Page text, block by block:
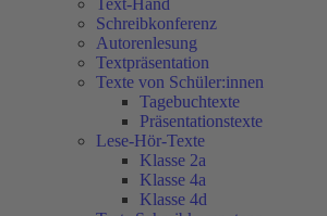
Text-Hand
Schreibkonferenz
Autorenlesung
Textpräsentation
Texte von Schüler:innen
Tagebuchtexte
Präsentationstexte
Lese-Hör-Texte
Klasse 2a
Klasse 4a
Klasse 4d